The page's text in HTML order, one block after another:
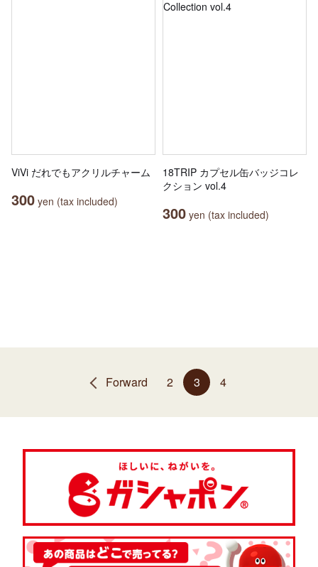
ViVi だれでもアクリルチャーム
300 yen (tax included)
18TRIP カプセル缶バッジコレ
クション vol.4
300 yen (tax included)
Forward 2 3 4